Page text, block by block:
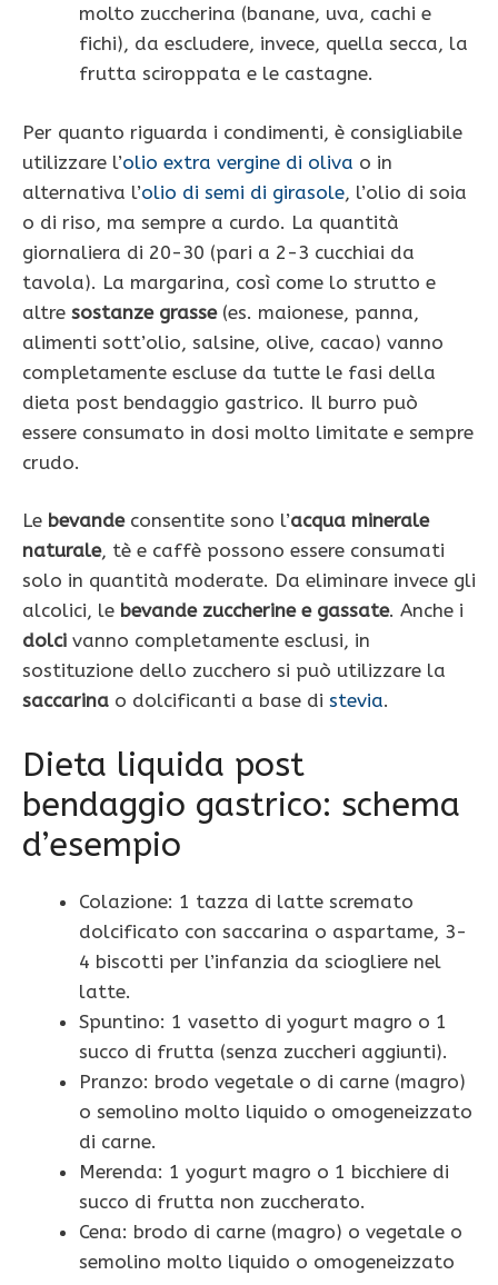
molto zuccherina (banane, uva, cachi e
fichi), da escludere, invece, quella secca, la
frutta sciroppata e le castagne.
Per quanto riguarda i condimenti, è consigliabile
utilizzare l’olio extra vergine di oliva o in
alternativa l’olio di semi di girasole, l’olio di soia
o di riso, ma sempre a curdo. La quantità
giornaliera di 20-30 (pari a 2-3 cucchiai da
tavola). La margarina, così come lo strutto e
altre sostanze grasse(es. maionese, panna,
alimenti sott’olio, salsine, olive, cacao) vanno
completamente escluse da tutte le fasi della
dieta post bendaggio gastrico. Il burro può
essere consumato in dosi molto limitate e sempre
crudo.
Le bevande consentite sono l’acqua minerale
naturale, tè e caffè possono essere consumati
solo in quantità moderate. Da eliminare invece gli
alcolici, le bevande zuccherine e gassate. Anche i
dolci vanno completamente esclusi, in
sostituzione dello zucchero si può utilizzare la
saccarina o dolcificanti a base di stevia.
Dieta liquida post
bendaggio gastrico: schema
d’esempio
Colazione: 1 tazza di latte scremato
dolcificato con saccarina o aspartame, 3-
4 biscotti per l’infanzia da sciogliere nel
latte.
Spuntino: 1 vasetto di yogurt magro o 1
succo di frutta (senza zuccheri aggiunti).
Pranzo: brodo vegetale o di carne (magro)
o semolino molto liquido o omogeneizzato
di carne.
Merenda: 1 yogurt magro o 1 bicchiere di
succo di frutta non zuccherato.
Cena: brodo di carne (magro) o vegetale o
semolino molto liquido o omogeneizzato